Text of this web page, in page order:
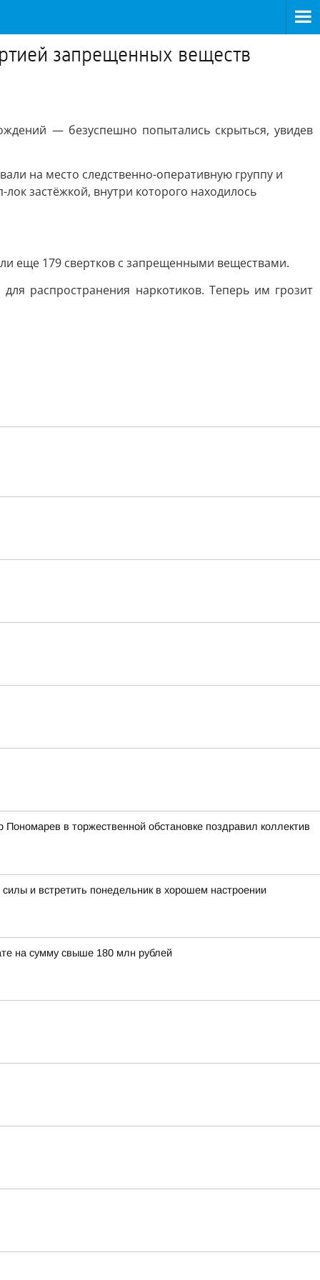
запрещенных веществ
— безуспешно попытались скрыться, увидев
на место следственно-оперативную группу и
застёжкой, внутри которого находилось
еще 179 свертков с запрещенными веществами.
распространения наркотиков. Теперь им грозит
в торжественной обстановке поздравил коллектив
и встретить понедельник в хорошем настроении
на сумму свыше 180 млн рублей